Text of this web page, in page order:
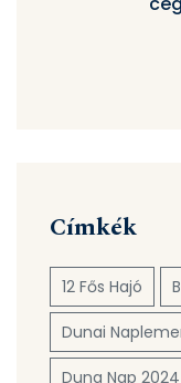
Címkék
12 Fős Hajó
Dunai
Duna Nap 2024